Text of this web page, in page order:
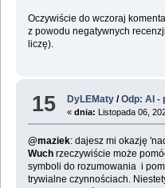
Oczywiście do wczoraj
z powodu negatywnych
liczę).
15 DyLEMaty /Odp: AI -
«dnia: Listopada 06,
@maziek: dajesz mi okazję
Wuchrzeczywiście może
symboli do rozumowania i
trywialne czynnościach.